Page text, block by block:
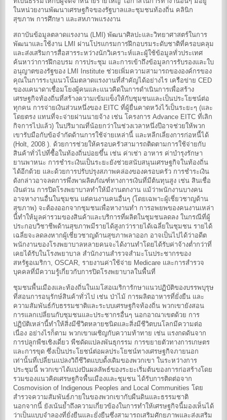
ในหน่วยงานพัฒนาเศรษฐกิจของรัฐบาลและชุมชนท้องถิ่น คลินิก
สุขภาพ การศึกษา และสหภาพแรงงาน
สถาบันข้อมูลตลาดแรงงาน (LMI) พัฒนาศิลปะและวิทยาศาสตร์ในการ
พัฒนาและใช้งาน LMI ผ่านโปรแกรมการฝึกอบรมระดับชาติที่ครอบคลุม
และส่งเสริมการสื่อสารระหว่างนักวิเคราะห์และผู้ใช้ข้อมูลทั่วประเทศ
ค้นหาว่าการฝึกอบรม การประชุม และการเข้าถึงข้อมูลการรับรองและใบ
อนุญาตของรัฐของ LMI Institute ช่วยเพิ่มความสามารถขององค์กรของ
คุณในการระบุแนวโน้มตลาดแรงงานที่สำคัญได้อย่างไร เครือข่าย CED
ของแคนาดาเชื่อมโยงผู้คนและแนวคิดในการดำเนินการเพื่อสร้าง
เศรษฐกิจท้องถิ่นที่สร้างความเข้มแข็งให้กับชุมชนและเป็นประโยชน์ต่อ
ทุกคน การจ่ายเงินส่วนหนึ่งของ EITC ที่ผู้ยื่นคาดหวังไว้เป็นระยะๆ (และ
โดยตรง แทนที่จะจ่ายผ่านนายจ้าง เช่น โครงการ Advance EITC ที่เลิก
กิจการไปแล้ว) ในปริมาณที่น้อยกว่าในช่วงเวลาหนึ่งปีอาจช่วยให้พวก
เขารับมือกับข้อจำกัดด้านการใช้จ่ายเหล่านี้ และหลีกเลี่ยงการก่อหนี้ได้
(Holt, 2008 ). ด้วยการช่วยให้ครอบครัวสามารถติดตามการใช้จ่ายกับ
สินค้าทั่วไปที่ซื้อในท้องถิ่นบ่อยขึ้น เช่น ค่าเช่า อาหาร ค่าบำรุงรักษา
ยานพาหนะ การชำระเงินเป็นระยะยังช่วยสนับสนุนเศรษฐกิจในท้องถิ่น
ได้อีกด้วย และด้วยการปรับปรุงสภาพคล่องของครอบครัว การชำระเงิน
ดังกล่าวอาจลดการพึ่งพาผลิตภัณฑ์ทางการเงินที่มีต้นทุนสูง เช่น สินเชื่อ
เงินด่วน การปิดโรงพยาบาลทำให้มีงานตกงาน แม้ว่าพนักงานบางคน
อาจหางานอื่นในชุมชน แต่คนงานคนอื่นๆ (โดยเฉพาะผู้เชี่ยวชาญด้าน
สุขภาพ) จะต้องออกจากชุมชนเพื่อหางานทำ การอพยพของคนงานเหล่า
นี้ทำให้มูลค่ารวมของสินค้าและบริการที่ผลิตในชุมชนลดลง ในกรณีที่ผู้
ประกอบวิชาชีพด้านสุขภาพมีรายได้สูงกว่ารายได้เฉลี่ยในชุมชน รายได้
เฉลี่ยจะลดลงหากผู้เชี่ยวชาญด้านสุขภาพลาออก อาจเป็นไปได้ว่าอดีต
พนักงานของโรงพยาบาลหลายคนจะได้งานทำโดยได้รับค่าจ้างต่ำกว่าที่
เคยได้รับในโรงพยาบาล สำนักงานสำรวจสำมะโนประชากรของ
สหรัฐอเมริกา, OSCAR, รายงานค่าใช้จ่าย Medicare และการสำรวจ
บุคคลที่มีความรู้เกี่ยวกับการปิดโรงพยาบาลในพื้นที่
ชุมชนพื้นเมืองและท้องถิ่นในเมโสอเมริการักษาแนวปฏิบัติของบรรพบุรุษ
ที่สอนการอนุรักษ์สินค้าทั่วไป เช่น ป่าไม้ การผลิตอาหารที่ยั่งยืน และ
ความสัมพันธ์กับธรรมชาติและระบบเศรษฐกิจท้องถิ่น พวกเขายังสอน
การแลกเปลี่ยนกับชุมชนและประชากรอื่นๆ นอกอาณาเขตด้วย การ
ปฏิบัติเหล่านี้ทำให้สิ่งมีชีวิตหลายชนิดและสิ่งมีชีวิตบนโลกมีความต่อ
เนื่อง อย่างไรก็ตาม พวกเขาเผชิญกับความท้าทาย เช่น แรงกดดันจาก
การปลูกพืชเชิงเดี่ยว พืชดัดแปลงพันธุกรรม การขยายตัวทางการเกษตร
และการขุด ซึ่งเป็นประโยชน์ต่อผลประโยชน์ทางเศรษฐกิจภายนอก
เท่านั้นที่เปลี่ยนแปลงวิถีชีวิตแบบดั้งเดิมของพวกเขา ในระหว่างการ
ประชุมนี้ พวกเขาได้แบ่งปันผลลัพธ์ของระยะเริ่มต้นของการก่อสร้างโดย
รวมของแนวคิดเศรษฐกิจพื้นเมืองและชุมชน ได้รับการติดต่อจาก
Cosmovision of Indigenous Peoples and Local Communities โดย
สำรวจความสัมพันธ์ภายในของพวกเขากับผืนดินและธรรมชาติ
นอกจากนี้ ยังเน้นย้ำถึงความเกี่ยวข้องในการทำให้เศรษฐกิจนี้มองเห็นได้
ว่าเป็นแบบจำลองที่ยั่งยืนและยั่งยืนซึ่งสามารถเสริมศักยภาพและส่งเสริม